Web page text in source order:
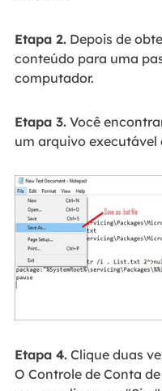
Etapa 2.Depois de
conteúdo para uma
computador.
Etapa 3.Você
um arquivo executável
Etapa 4.Clique duas
O Controle de Conta